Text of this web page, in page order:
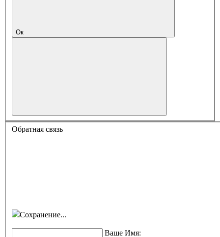
Ок
Обратная связь
Сохранение...
Ваше Имя: